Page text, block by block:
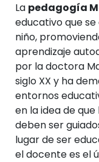
La pedagogía
educativo que
niño,
aprendizaje
por la doctora
siglo XX y ha
entornos
en la idea de
deben ser
lugar de ser
el docente es el